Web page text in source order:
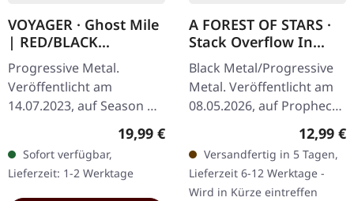
VOYAGER · Ghost Mile
| RED/BLACK
MARBLED LP
Progressive Metal.
Veröffentlicht am
14.07.2023, auf Season Of
marmoriertes Vinyl,
limitiert auf 500 Stück im
Gatefold-Cover.…
Regulärer Preis:
19,99 €
Sofort verfügbar,
Lieferzeit: 1-2 Werktage
A FOREST OF STARS ·
Stack Overflow In
Corpse Pile Interface |
DIGISLEEVE CD
Black Metal/Progressive
Metal. Veröffentlicht am
08.05.2026, auf Prophecy
Productions. CD im
Digisleeve mit 16-seitigem
Booklet. Das sechste…
12,99 €
Versandfertig in 5 Tagen,
Lieferzeit 6-12 Werktage -
Wird in Kürze eintreffen